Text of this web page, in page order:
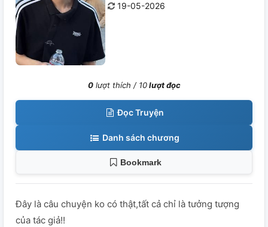
19-05-2026
0lượt thích / 10lượt đọc
Đọc Truyện
Danh sách chương
Bookmark
Đây là câu chuyện ko có thật,tất cả chỉ là tưởng tượng
của tác giả!!